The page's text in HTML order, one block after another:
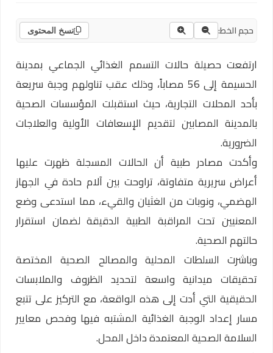
حجم الخط: نسخ المحتوى
ارتفعت حصيلة حالات التسمم الغذائي الجماعي بمدينة
الحسيمة إلى 56 مصاباً، وذلك عقب تناولهم وجبة سريعة
بأحد المحلات التجارية، حيث استقبلت المؤسسات الصحية
بالمدينة المصابين لتقديم الإسعافات الأولية والعلاجات
الضرورية.
وأكدت مصادر طبية أن الحالات المسجلة ظهرت عليها
أعراض سريرية متفاوتة، تراوحت بين آلام حادة في الجهاز
الهضمي، ونوبات من الغثيان والقيء، مما استدعى وضع
المعنيين تحت المراقبة الطبية الدقيقة لضمان استقرار
حالتهم الصحية.
وباشرت السلطات المحلية والمصالح الصحية المختصة
تحقيقات ميدانية واسعة لتحديد الظروف والملابسات
الحقيقية التي أدت إلى هذه الواقعة، مع التركيز على تتبع
مسار إعداد الوجبة الغذائية المشتبه فيها وفحص معايير
السلامة الصحية المعتمدة داخل المحل.